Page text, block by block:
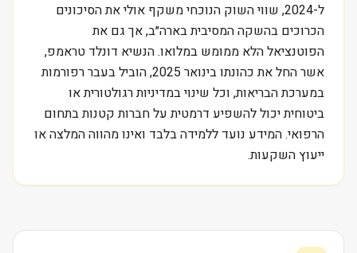
ל-2024, שווי השוק הנוכחי משקף אולי את הסיכונים
הכרוכים בהשקה המסיבית בארה״ב, אך גם את
הפוטנציאל הלא ממומש במלואו. הנשיא דונלד טראמפ,
אשר החל את כהונתו בינואר 2025, הוביל בעבר רפורמות
במערכת הבריאות, וכל שינוי במדיניות רגולטורית או
ביטוחית יכול להשפיע דרמטית על חברות קטנות בתחום
הרפואי. המידע נועד ללמידה בלבד ואינו מהווה המלצה או
ייעוץ השקעות.